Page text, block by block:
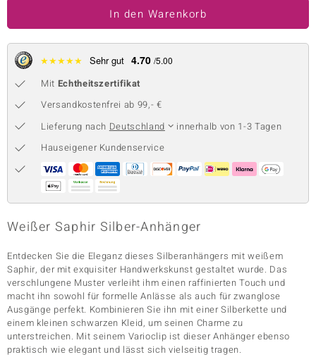
BY DE MELO
Collection
Classics
In den Warenkorb
★★★★★ Sehr gut 4.70 /5.00
Mit Echtheitszertifikat
Versandkostenfrei ab 99,- €
Lieferung nach Deutschland
innerhalb von 1-3 Tagen
Hauseigener Kundenservice
Weißer Saphir Silber-Anhänger
Entdecken Sie die Eleganz dieses Silberanhängers mit weißem
Saphir, der mit exquisiter Handwerkskunst gestaltet wurde. Das
verschlungene Muster verleiht ihm einen raffinierten Touch und
macht ihn sowohl für formelle Anlässe als auch für zwanglose
Ausgänge perfekt. Kombinieren Sie ihn mit einer Silberkette und
einem kleinen schwarzen Kleid, um seinen Charme zu
unterstreichen. Mit seinem Varioclip ist dieser Anhänger ebenso
praktisch wie elegant und lässt sich vielseitig tragen.